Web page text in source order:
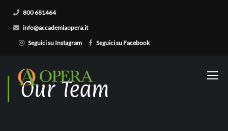
800 681464
info@accademiaopera.it
Seguici su Instagram
Seguici su Facebook
Our Team